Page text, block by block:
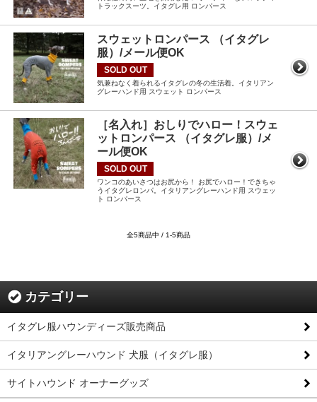
トラックスーツ。イタグレ用 ロンパース
スウェットロンパース （イタグレ
服）/メール便OK
SOLD OUT
気兼ねなく着られるイタグレの冬の生活着。イタリアン
グレーハンド用 スウェット ロンパース
［名入れ］おしりでハロー！スウェ
ットロンパース （イタグレ服）/メ
ール便OK
SOLD OUT
ワンコのあいさつはお尻から！ お尻でハロー！できちゃ
うイタグレロンパ。イタリアングレーハンド用 スウェッ
ト ロンパース
全5商品中 / 1-5商品
カテゴリー
イタグレ服ハウンディーズ販売商品
イタリアングレーハウンド 犬服（イタグレ服）
サイトハウンド オーナーグッズ